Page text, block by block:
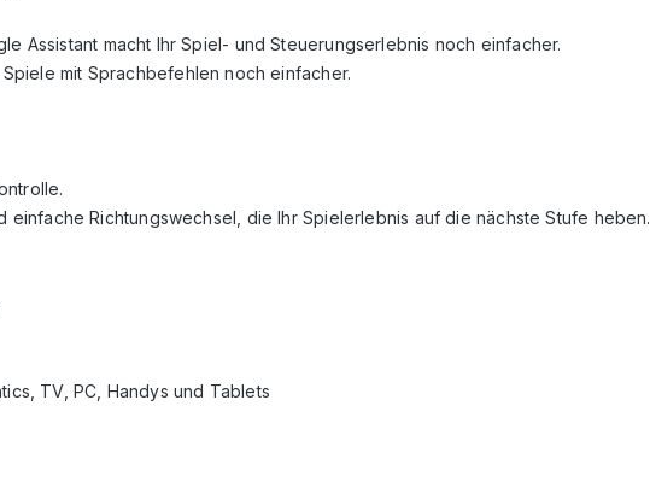
Assistant macht Ihr Spiel- und Steuerungserlebnis noch einfacher.
mit Sprachbefehlen noch einfacher.
einfache Richtungswechsel, die Ihr Spielerlebnis auf die nächste Stufe heben.
TV, PC, Handys und Tablets